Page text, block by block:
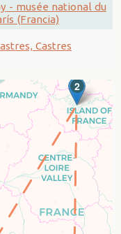
- musée national du
(Francia)
Castres
2